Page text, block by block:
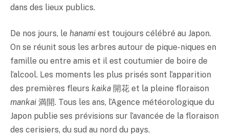
dans des lieux publics.
De nos jours, le hanami est toujours célébré au Japon.
On se réunit sous les arbres autour de pique-niques en
famille ou entre amis et il est coutumier de boire de
l’alcool. Les moments les plus prisés sont l’apparition
des premières fleurs kaika 開花 et la pleine floraison
mankai 満開. Tous les ans, l’Agence météorologique du
Japon publie ses prévisions sur l’avancée de la floraison
des cerisiers, du sud au nord du pays.